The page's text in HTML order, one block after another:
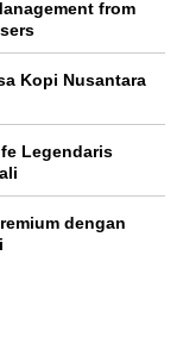
from
Kopi Nusantara
Legendaris
dengan